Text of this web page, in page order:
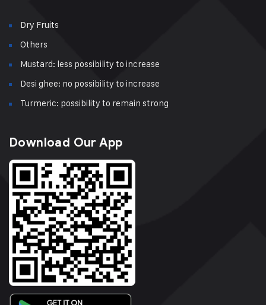
Dry Fruits
Others
Mustard: less possibility to increase
Desi ghee: no possibility to increase
Turmeric: possibility to remain strong
Download Our App